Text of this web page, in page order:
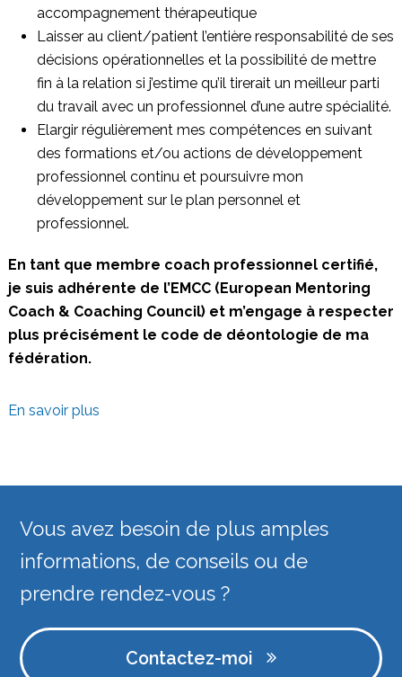
accompagnement thérapeutique
Laisser au client/patient l’entière responsabilité de ses
décisions opérationnelles et la possibilité de mettre
fin à la relation si j’estime qu’il tirerait un meilleur parti
du travail avec un professionnel d’une autre spécialité.
Elargir régulièrement mes compétences en suivant
des formations et/ou actions de développement
professionnel continu et poursuivre mon
développement sur le plan personnel et
professionnel.
En tant que membre coach professionnel certifié,
je suis adhérente de l’EMCC (European Mentoring
Coach & Coaching Council) et m’engage à respecter
plus précisément le code de déontologie de ma
fédération.
En savoir plus
Vous avez besoin de plus amples
informations, de conseils ou de
prendre rendez-vous ?
Contactez-moi